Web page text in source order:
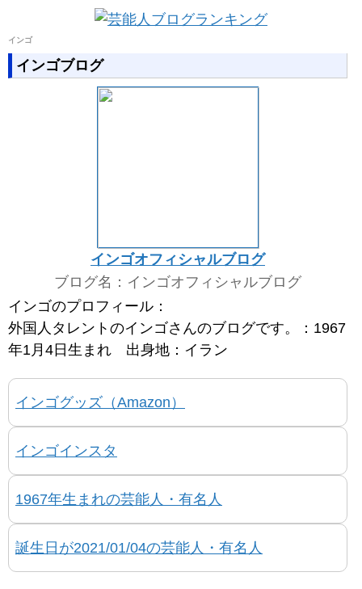
インゴ
インゴブログ
インゴオフィシャルブログ
ブログ名：インゴオフィシャルブログ
インゴのプロフィール：
外国人タレントのインゴさんのブログです。：1967
年1月4日生まれ 出身地：イラン
インゴグッズ（Amazon）
インゴインスタ
1967年生まれの芸能人・有名人
誕生日が2021/01/04の芸能人・有名人